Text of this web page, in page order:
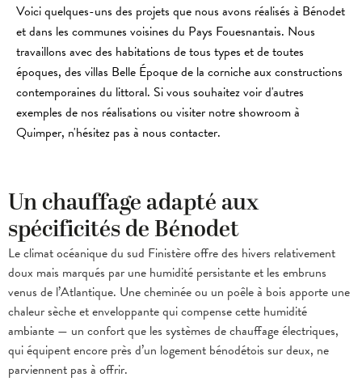
Voici quelques-uns des projets que nous avons réalisés à Bénodet
et dans les communes voisines du Pays Fouesnantais. Nous
travaillons avec des habitations de tous types et de toutes
époques, des villas Belle Époque de la corniche aux constructions
contemporaines du littoral. Si vous souhaitez voir d'autres
exemples de nos réalisations ou visiter notre showroom à
Quimper, n'hésitez pas à nous contacter.
Un chauffage adapté aux
spécificités de Bénodet
Le climat océanique du sud Finistère offre des hivers relativement
doux mais marqués par une humidité persistante et les embruns
venus de l’Atlantique. Une cheminée ou un poêle à bois apporte une
chaleur sèche et enveloppante qui compense cette humidité
ambiante — un confort que les systèmes de chauffage électriques,
qui équipent encore près d’un logement bénodétois sur deux, ne
parviennent pas à offrir.